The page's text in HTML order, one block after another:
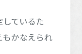
ているた
もかなえられ